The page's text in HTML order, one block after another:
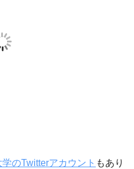
のTwitterアカウント もあり